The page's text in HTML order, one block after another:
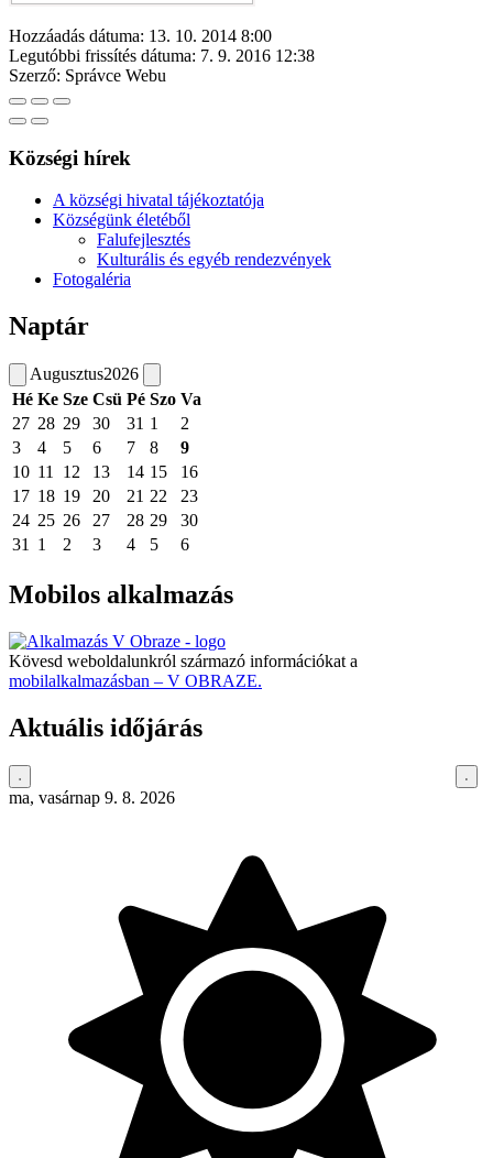
Hozzáadás dátuma: 13. 10. 2014 8:00
Legutóbbi frissítés dátuma: 7. 9. 2016 12:38
Szerző: Správce Webu
Községi hírek
A községi hivatal tájékoztatója
Községünk életéből
Falufejlesztés
Kulturális és egyéb rendezvények
Fotogaléria
Naptár
Augusztus2026
Hé Ke Sze Csü Pé Szo Va
27 28 29 30 31 1
2
3
4 5 6 7 8
9
10 11 12 13 14 15
16
17 18 19 20 21 22
23
24 25 26 27 28 29
30
31
1 2 3 4 5 6
Mobilos alkalmazás
Kövesd weboldalunkról származó információkat a
mobilalkalmazásban – V OBRAZE.
Aktuális időjárás
ma, vasárnap 9. 8. 2026